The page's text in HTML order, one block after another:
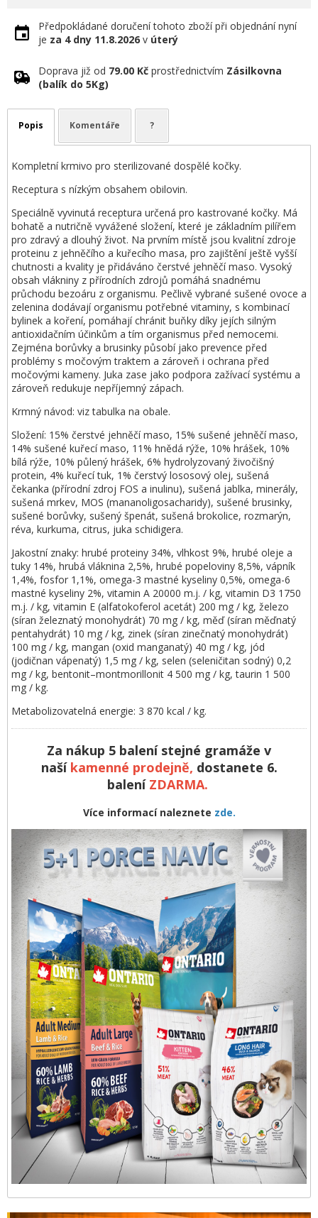
Předpokládané doručení tohoto zboží při objednání nyní
je za 4 dny 11.8.2026 v úterý
Doprava již od 79.00 Kč prostřednictvím Zásilkovna
(balík do 5Kg)
Popis Komentáře ?
Kompletní krmivo pro sterilizované dospělé kočky.
Receptura s nízkým obsahem obilovin.
Speciálně vyvinutá receptura určená pro kastrované kočky. Má
bohatě a nutričně vyvážené složení, které je základním pilířem
pro zdravý a dlouhý život. Na prvním místě jsou kvalitní zdroje
proteinu z jehněčího a kuřecího masa, pro zajištění ještě vyšší
chutnosti a kvality je přidáváno čerstvé jehněčí maso. Vysoký
obsah vlákniny z přírodních zdrojů pomáhá snadnému
průchodu bezoáru z organismu. Pečlivě vybrané sušené ovoce a
zelenina dodávají organismu potřebné vitaminy, s kombinací
bylinek a koření, pomáhají chránit buňky díky jejích silným
antioxidačním účinkům a tím organismus před nemocemi.
Zejména borůvky a brusinky působí jako prevence před
problémy s močovým traktem a zároveň i ochrana před
močovými kameny. Juka zase jako podpora zažívací systému a
zároveň redukuje nepříjemný zápach.
Krmný návod: viz tabulka na obale.
Složení: 15% čerstvé jehněčí maso, 15% sušené jehněčí maso,
14% sušené kuřecí maso, 11% hnědá rýže, 10% hrášek, 10%
bílá rýže, 10% půlený hrášek, 6% hydrolyzovaný živočišný
protein, 4% kuřecí tuk, 1% čerstvý lososový olej, sušená
čekanka (přírodní zdroj FOS a inulinu), sušená jablka, minerály,
sušená mrkev, MOS (mananoligosacharidy), sušené brusinky,
sušené borůvky, sušený špenát, sušená brokolice, rozmarýn,
réva, kurkuma, citrus, juka schidigera.
Jakostní znaky: hrubé proteiny 34%, vlhkost 9%, hrubé oleje a
tuky 14%, hrubá vláknina 2,5%, hrubé popeloviny 8,5%, vápník
1,4%, fosfor 1,1%, omega-3 mastné kyseliny 0,5%, omega-6
mastné kyseliny 2%, vitamin A 20000 m.j. / kg, vitamin D3 1750
m.j. / kg, vitamin E (alfatokoferol acetát) 200 mg / kg, železo
(síran železnatý monohydrát) 70 mg / kg, měď (síran měďnatý
pentahydrát) 10 mg / kg, zinek (síran zinečnatý monohydrát)
100 mg / kg, mangan (oxid manganatý) 40 mg / kg, jód
(jodičnan vápenatý) 1,5 mg / kg, selen (seleničitan sodný) 0,2
mg / kg, bentonit–montmorillonit 4 500 mg / kg, taurin 1 500
mg / kg.
Metabolizovatelná energie: 3 870 kcal / kg.
Za nákup 5 balení stejné gramáže v
naší kamenné prodejně, dostanete 6.
balení ZDARMA.
Více informací naleznete zde.